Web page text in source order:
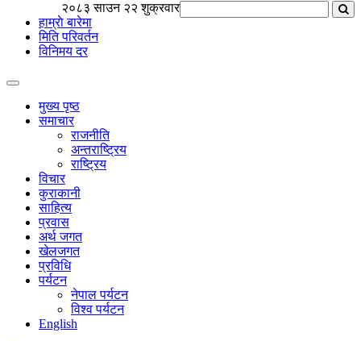
२०८३ साउन २२ शुक्रवार
हाम्राे बारेमा
मिति परिवर्तन
विनिमय दर
मुख्य पृष्ठ
समाचार
राजनीति
अन्तराष्ट्रिय
राष्ट्रिय
विचार
कुराकानी
साहित्य
प्रवास
अर्थ जगत
खेलजगत
प्रविधि
पर्यटन
नेपाल पर्यटन
विश्व पर्यटन
English